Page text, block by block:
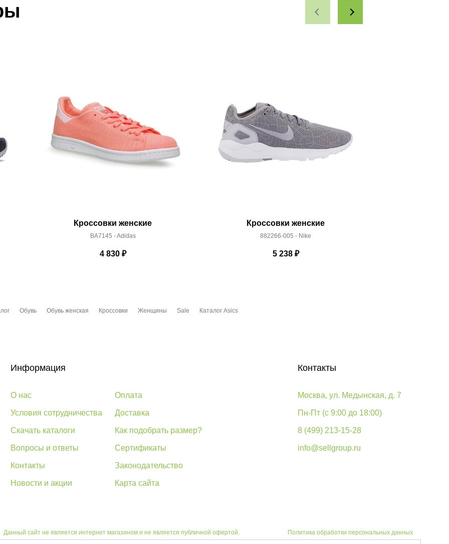
Кроссовки женские
BA7145 - Adidas
4 830₽
Кроссовки женские
882266-005 - Nike
5 238₽
Обувь Обувь женская Кроссовки Женщины Sale Каталог Asics
Информация
О нас
Условия сотрудничества
Скачать каталоги
Вопросы и ответы
Контакты
Новости и акции
Оплата
Доставка
Как подобрать размер?
Сертификаты
Законодательство
Карта сайта
Контакты
Москва, ул. Медынская, д. 7
Пн-Пт (с 9:00 до 18:00)
8 (499) 213-15-28
info@sellgroup.ru
Данный сайт не является интернет магазином и не является публичной офертой. Политика обработки персональных данных